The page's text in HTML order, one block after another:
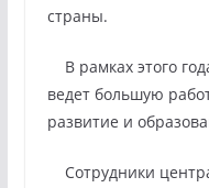
страны.
В рамках этого
ведет большую
развитие и
Сотрудники